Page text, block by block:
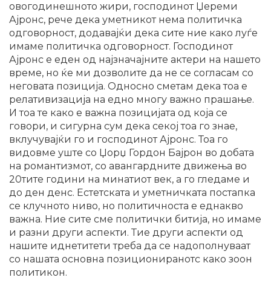
овогодинешното жири, господинот Џереми
Ајронс, рече дека уметникот нема политичка
одговорност, додавајќи дека сите ние како луѓе
имаме политичка одговорност. Господинот
Ајронс е еден од најзначајните актери на нашето
време, но ќе ми дозволите да не се согласам со
неговата позиција. Односно сметам дека тоа е
релативизација на едно многу важно прашање.
И тоа те како е важна позицијата од која се
говори, и сигурна сум дека секој тоа го знае,
вклучувајќи го и господинот Ајронс. Тоа го
видовме уште со Џорџ Гордон Бајрон во добата
на романтизмот, со авангардните движења во
20тите години на минатиот век, а го гледаме и
до ден денс. Естетската и уметничката постапка
се клучното ниво, но политичноста е еднакво
важна. Ние сите сме политички битија, но имаме
и разни други аспекти. Тие други аспекти од
нашите иднетитети треба да се надополнуваат
со нашата основна позициониранотс како зоон
политикон.